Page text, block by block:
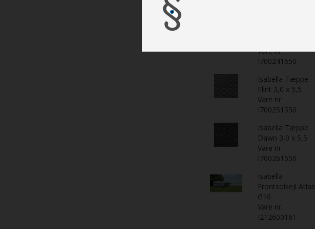
Vare nr.
I700241550
Isabella Tæppe
Flint 3,0 x 5,5
Vare nr.
I700251550
Isabella Tæppe
Dawn 3,0 x 5,5
Vare nr.
I700261550
Isabella
Frontsolsejl Atlas
G16
Vare nr.
I212600161